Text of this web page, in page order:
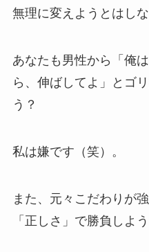
無理に変えようとはしな
あなたも男性から「俺
ら、伸ばしてよ」とゴ
う？
私は嫌です（笑）。
また、元々こだわりが
「正しさ」で勝負しよ